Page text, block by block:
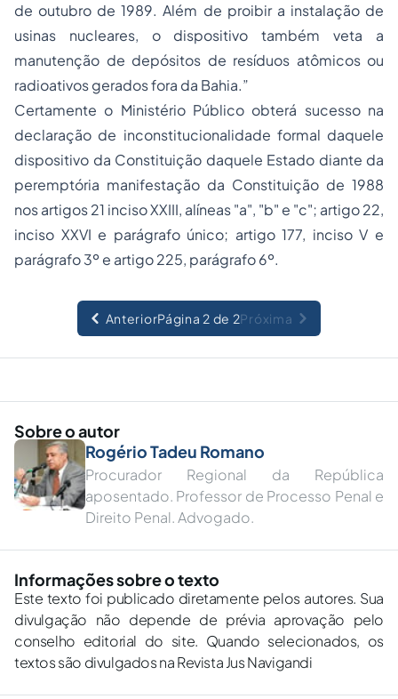
de outubro de 1989. Além de proibir a instalação de
usinas nucleares, o dispositivo também veta a
manutenção de depósitos de resíduos atômicos ou
radioativos gerados fora da Bahia.”
Certamente o Ministério Público obterá sucesso na
declaração de inconstitucionalidade formal daquele
dispositivo da Constituição daquele Estado diante da
peremptória manifestação da Constituição de 1988
nos artigos 21 inciso XXIII, alíneas "a", "b" e "c"; artigo 22,
inciso XXVI e parágrafo único; artigo 177, inciso V e
parágrafo 3º e artigo 225, parágrafo 6º.
AnteriorPágina 2 de 2Próxima
Sobre o autor
Rogério Tadeu Romano
Procurador Regional da República
aposentado. Professor de Processo Penal e
Direito Penal. Advogado.
Informações sobre o texto
Este texto foi publicado diretamente pelos autores. Sua
divulgação não depende de prévia aprovação pelo
conselho editorial do site. Quando selecionados, os
textos são divulgados na Revista Jus Navigandi